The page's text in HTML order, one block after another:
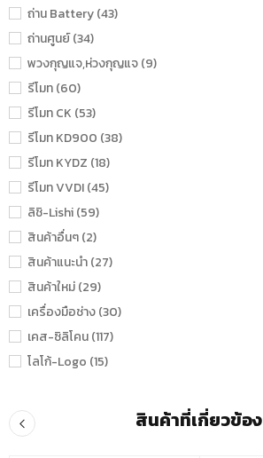
ถ่าน Battery (43)
ถ่านศูนย์ (34)
พวงกุญแจ,ห่วงกุญแจ (9)
รีโมท (60)
รีโมท CK (53)
รีโมท KD900 (38)
รีโมท KYDZ (18)
รีโมท VVDI (45)
ลิชิ-Lishi (59)
สินค้าอื่นๆ (2)
สินค้าแนะนำ (27)
สินค้าใหม่ (29)
เครื่องมือช่าง (30)
เคส-ซิลิโคน (117)
โลโก้-Logo (15)
สินค้าที่เกี่ยวข้อง